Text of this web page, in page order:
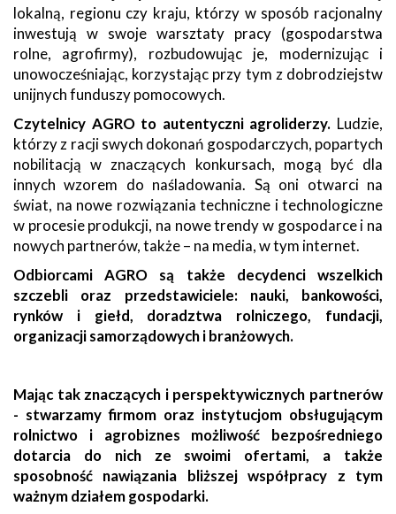
lokalną, regionu czy kraju, którzy w sposób racjonalny
inwestują w swoje warsztaty pracy (gospodarstwa
rolne, agrofirmy), rozbudowując je, modernizując i
unowocześniając, korzystając przy tym z dobrodziejstw
unijnych funduszy pomocowych.
Czytelnicy AGRO to autentyczni agroliderzy. Ludzie,
którzy z racji swych dokonań gospodarczych, popartych
nobilitacją w znaczących konkursach, mogą być dla
innych wzorem do naśladowania. Są oni otwarci na
świat, na nowe rozwiązania techniczne i technologiczne
w procesie produkcji, na nowe trendy w gospodarce i na
nowych partnerów, także – na media, w tym internet.
Odbiorcami AGRO są także decydenci wszelkich
szczebli oraz przedstawiciele: nauki, bankowości,
rynków i giełd, doradztwa rolniczego, fundacji,
organizacji samorządowych i branżowych.
Mając tak znaczących i perspektywicznych partnerów
- stwarzamy firmom oraz instytucjom obsługującym
rolnictwo i agrobiznes możliwość bezpośredniego
dotarcia do nich ze swoimi ofertami, a także
sposobność nawiązania bliższej współpracy z tym
ważnym działem gospodarki.